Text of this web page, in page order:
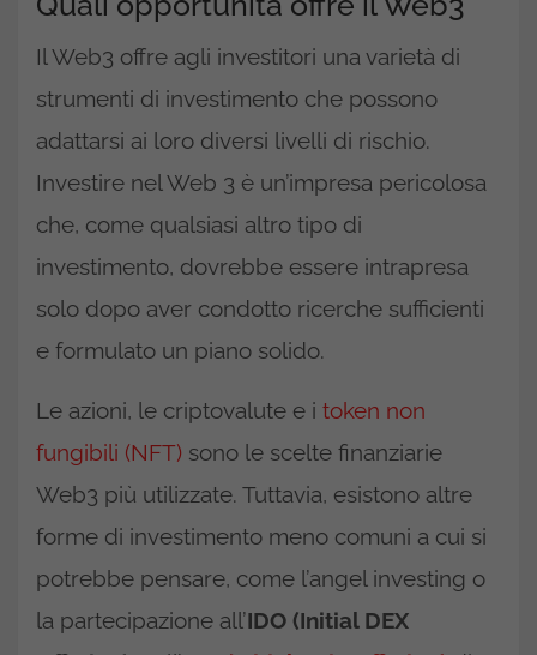
Il Web3 offre agli investitori una varietà di
strumenti di investimento che possono
adattarsi ai loro diversi livelli di rischio.
Investire nel Web 3 è un’impresa pericolosa
che, come qualsiasi altro tipo di
investimento, dovrebbe essere intrapresa
solo dopo aver condotto ricerche sufficienti
e formulato un piano solido.
Le azioni, le criptovalute e i token non
fungibili (NFT) sono le scelte finanziarie
Web3 più utilizzate. Tuttavia, esistono altre
forme di investimento meno comuni a cui si
potrebbe pensare, come l’angel investing o
la partecipazione all’IDO (Initial DEX